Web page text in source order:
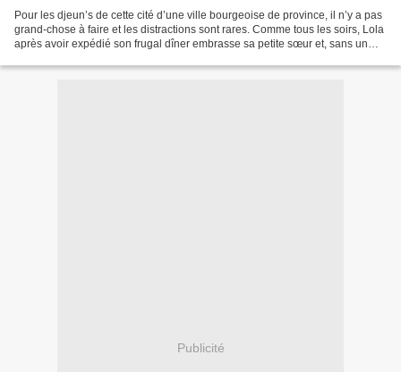
Pour les djeun’s de cette cité d’une ville bourgeoise de province, il n’y a pas
grand-chose à faire et les distractions sont rares. Comme tous les soirs, Lola
après avoir expédié son frugal dîner embrasse sa petite sœur et, sans un
Publicité